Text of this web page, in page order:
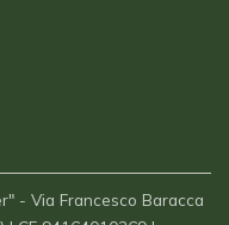
- Via Francesco Baracca